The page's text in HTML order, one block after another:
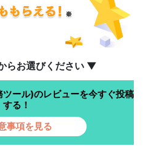
らお選びください ▼
ール)のレビューを今すぐ投稿
する！
事項を見る